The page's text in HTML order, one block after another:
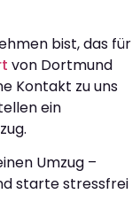
bist, das für
von Dortmund
Kontakt zu uns
ein
Umzug –
starte stressfrei